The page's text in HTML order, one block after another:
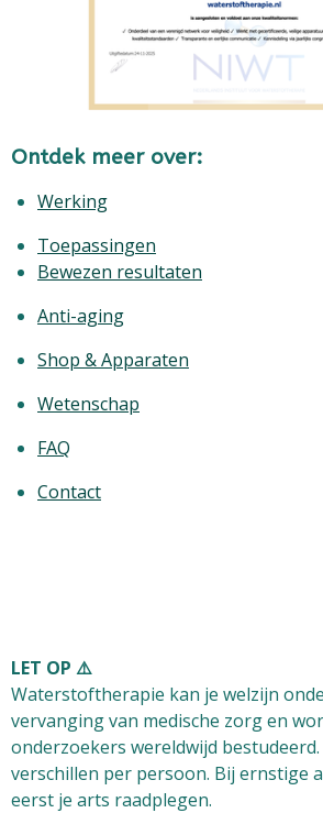
Ontdek meer over:
Werking
Toepassingen
Bewezen resultaten
Anti-aging
Shop & Apparaten
Wetenschap
FAQ
Contact
LET OP ⚠️
Waterstoftherapie kan je welzijn
vervanging van medische zorgen
onderzoekers wereldwijd
verschillen per persoon. Bij ernstige
eerst je arts raadplegen.